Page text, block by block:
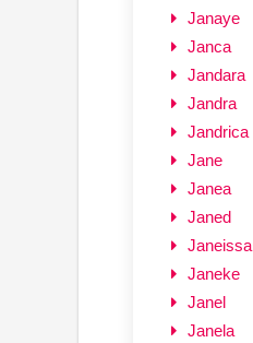
Janaye
Janca
Jandara
Jandra
Jandrica
Jane
Janea
Janed
Janeissa
Janeke
Janel
Janela